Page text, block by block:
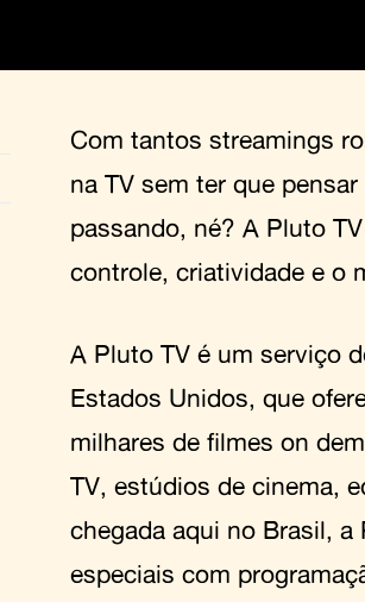
Com tantos streamings
na TV sem ter que
passando, né? A Pluto
controle, criatividade e o
A Pluto TV é um serviço
Estados Unidos, que
milhares de filmes on
TV, estúdios de cinema,
chegada aqui no Brasil,
especiais com